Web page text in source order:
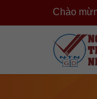
Chào